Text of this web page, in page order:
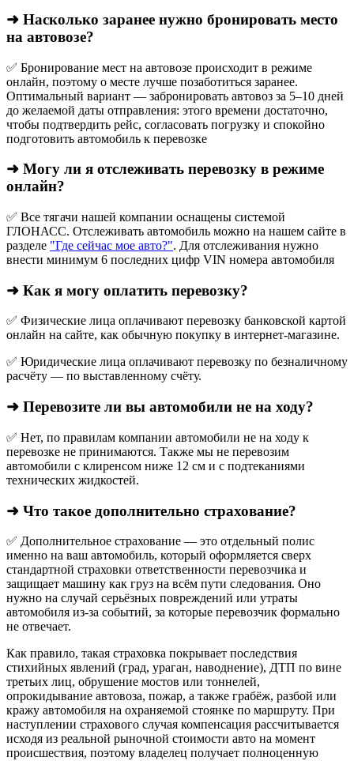
➜ Насколько заранее нужно бронировать место
на автовозе?
✅ Бронирование мест на автовозе происходит в режиме
онлайн, поэтому о месте лучше позаботиться заранее.
Оптимальный вариант — забронировать автовоз за 5–10 дней
до желаемой даты отправления: этого времени достаточно,
чтобы подтвердить рейс, согласовать погрузку и спокойно
подготовить автомобиль к перевозке
➜ Могу ли я отслеживать перевозку в режиме
онлайн?
✅ Все тягачи нашей компании оснащены системой
ГЛОНАСС. Отслеживать автомобиль можно на нашем сайте в
разделе "Где сейчас мое авто?". Для отслеживания нужно
внести минимум 6 последних цифр VIN номера автомобиля
➜ Как я могу оплатить перевозку?
✅ Физические лица оплачивают перевозку банковской картой
онлайн на сайте, как обычную покупку в интернет‑магазине.
✅ Юридические лица оплачивают перевозку по безналичному
расчёту — по выставленному счёту.
➜ Перевозите ли вы автомобили не на ходу?
✅ Нет, по правилам компании автомобили не на ходу к
перевозке не принимаются. Также мы не перевозим
автомобили с клиренсом ниже 12 см и с подтеканиями
технических жидкостей.
➜ Что такое дополнительно страхование?
✅ Дополнительное страхование — это отдельный полис
именно на ваш автомобиль, который оформляется сверх
стандартной страховки ответственности перевозчика и
защищает машину как груз на всём пути следования. Оно
нужно на случай серьёзных повреждений или утраты
автомобиля из‑за событий, за которые перевозчик формально
не отвечает.​
Как правило, такая страховка покрывает последствия
стихийных явлений (град, ураган, наводнение), ДТП по вине
третьих лиц, обрушение мостов или тоннелей,
опрокидывание автовоза, пожар, а также грабёж, разбой или
кражу автомобиля на охраняемой стоянке по маршруту. При
наступлении страхового случая компенсация рассчитывается
исходя из реальной рыночной стоимости авто на момент
происшествия, поэтому владелец получает полноценную